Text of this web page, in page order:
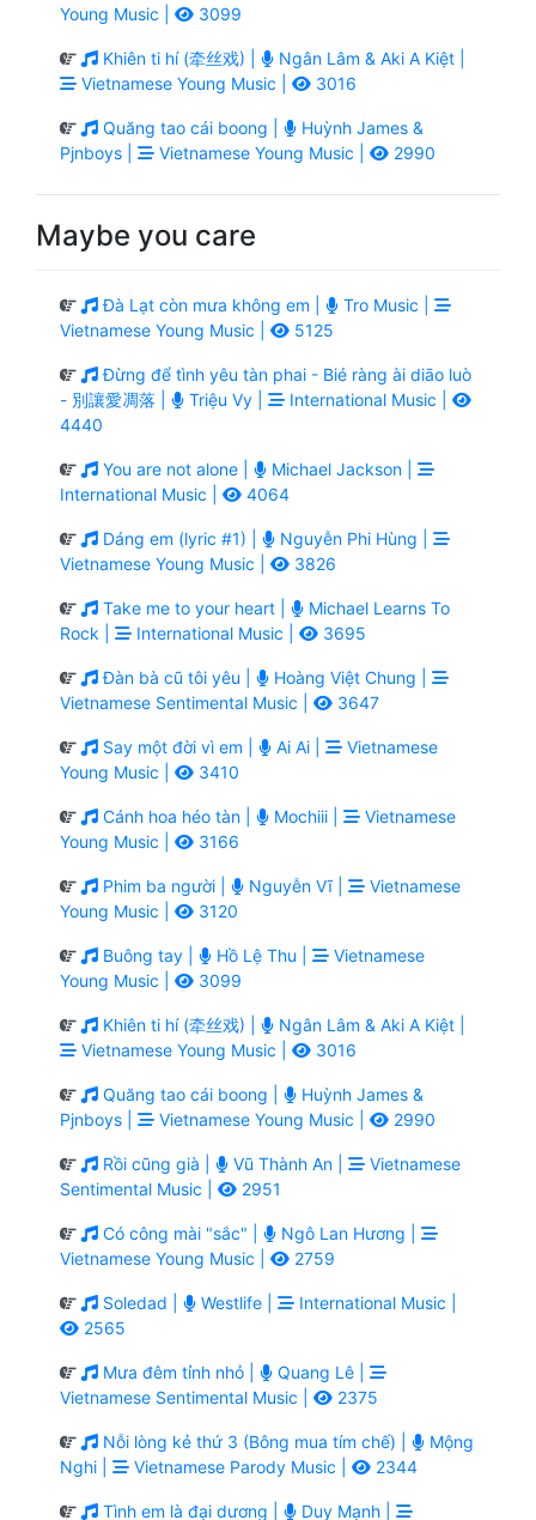
Young Music |
3099
Khiên ti hí (牵丝戏) |
Ngân Lâm & Aki A Kiệt |
Vietnamese Young Music |
3016
Quăng tao cái boong |
Huỳnh James &
Pjnboys |
Vietnamese Young Music | 2990
Maybe you care
Đà Lạt còn mưa không em |
Tro Music |
Vietnamese Young Music |
5125
Đừng để tình yêu tàn phai - Bié ràng ài diāo luò
- 別讓愛凋落 |
Triệu Vy |
International Music |
4440
You are not alone |
Michael Jackson |
International Music |
4064
Dáng em (lyric #1) |
Nguyễn Phi Hùng |
Vietnamese Young Music |
3826
Take me to your heart |
Michael Learns To
Rock |
International Music | 3695
Đàn bà cũ tôi yêu |
Hoàng Việt Chung |
Vietnamese Sentimental Music |
3647
Say một đời vì em | Ai Ai |
Vietnamese
Young Music |
3410
Cánh hoa héo tàn | Mochiii |
Vietnamese
Young Music |
3166
Phim ba người | Nguyễn Vĩ |
Vietnamese
Young Music |
3120
Buông tay | Hồ Lệ Thu |
Vietnamese
Young Music |
3099
Khiên ti hí (牵丝戏) |
Ngân Lâm & Aki A Kiệt |
Vietnamese Young Music |
3016
Quăng tao cái boong |
Huỳnh James &
Pjnboys |
Vietnamese Young Music | 2990
Rồi cũng già | Vũ Thành An |
Vietnamese
Sentimental Music |
2951
Có công mài "sắc" |
Ngô Lan Hương |
Vietnamese Young Music |
2759
Soledad | Westlife |
International Music |
2565
Mưa đêm tỉnh nhỏ |
Quang Lê |
Vietnamese Sentimental Music |
2375
Nỗi lòng kẻ thứ 3 (Bông mua tím chế) |
Mộng
Nghi |
Vietnamese Parody Music | 2344
Tình em là đại dương | Duy Mạnh |